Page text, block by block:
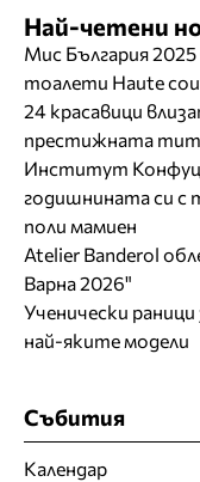
Най-четени
Мис България
тоалети Haute
24 красавици
престижната
Институт
годишнината си с
поли мамиен
Atelier Banderol
Варна 2026"
Ученически
най-яките модели
Събития
Календар